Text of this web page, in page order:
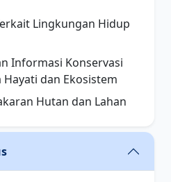
Lingkungan Hidup
Informasi Konservasi
dan Ekosistem
Hutan dan Lahan